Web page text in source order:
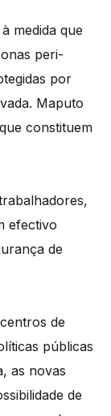
medida que
peri-
por
Maputo
constituem
efectivo
de
de
públicas
as novas
de